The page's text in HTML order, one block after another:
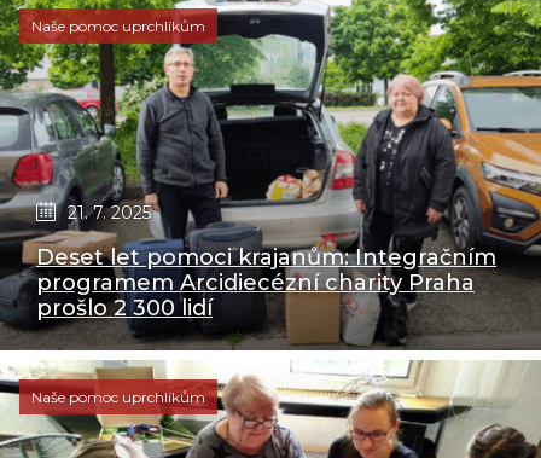
Naše pomoc uprchlíkům
21. 7. 2025
Deset let pomoci krajanům: Integračním
programem Arcidiecézní charity Praha
prošlo 2 300 lidí
Naše pomoc uprchlíkům